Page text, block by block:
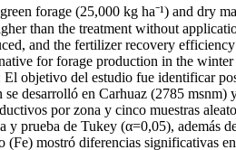
forage (25,000 kg ha⁻¹) and dry
than the treatment without
and the fertilizer recovery
for forage production in the
El objetivo del estudio fue identificar
desarrolló en Carhuaz (2785
por zona y cinco muestras
prueba de Tukey (α=0,05), además
mostró diferencias significativas